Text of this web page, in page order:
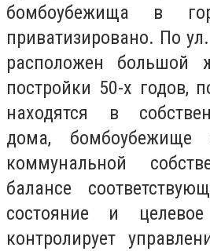
бомбоубежища в
приватизировано. По
расположен большой
постройки 50-х годов,
находятся в
дома,
коммунальной
балансе
состояние и целевое
контролирует